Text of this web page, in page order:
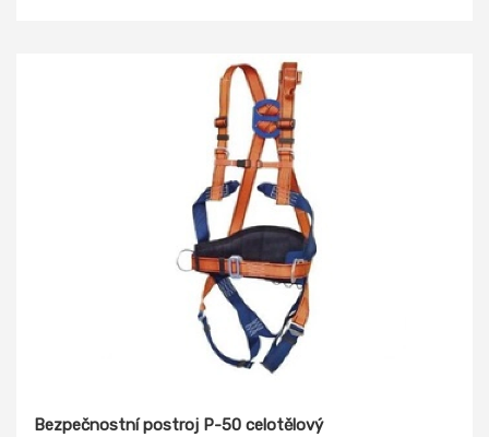
Bezpečnostní postroj P-50 celotělový